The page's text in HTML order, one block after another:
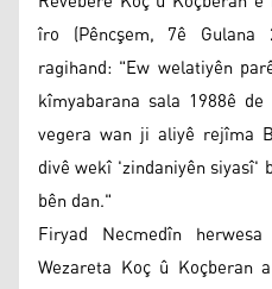
îro (Pêncşem, 7ê
ragihand: "Ew welatiyên
kîmyabarana sala 1988ê
vegera wan ji aliyê rejîma
divê wekî 'zindaniyên siyasî'
bên dan."
Firyad Necmedîn
Wezareta Koç û Koçberan